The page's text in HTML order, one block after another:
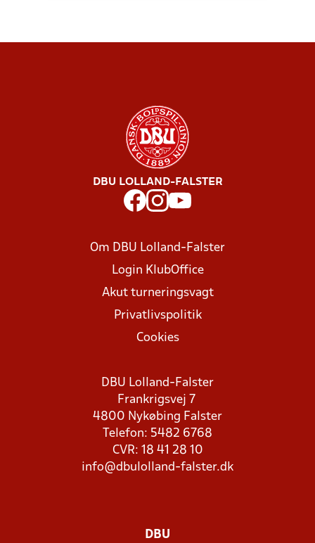
DBU LOLLAND-FALSTER
Om DBU Lolland-Falster
Login KlubOffice
Akut turneringsvagt
Privatlivspolitik
Cookies
DBU Lolland-Falster
Frankrigsvej 7
4800 Nykøbing Falster
Telefon: 5482 6768
CVR: 18 41 28 10
info@dbulolland-falster.dk
DBU